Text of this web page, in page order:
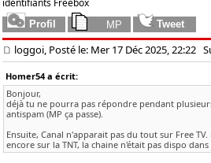
identifiants Freebox
loggoi, Posté le: Mer 17 Déc 2025, 22:22
Homer54 a écrit:
Bonjour,
déjà tu ne pourra pas répondre pendant
antispam (MP ça passe).
Ensuite, Canal n'apparait pas du tout sur Free
encore sur la TNT, la chaine n'était pas dispo dans